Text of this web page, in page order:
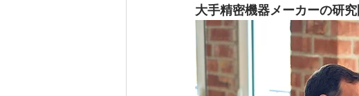
大手精密機器メーカーの研